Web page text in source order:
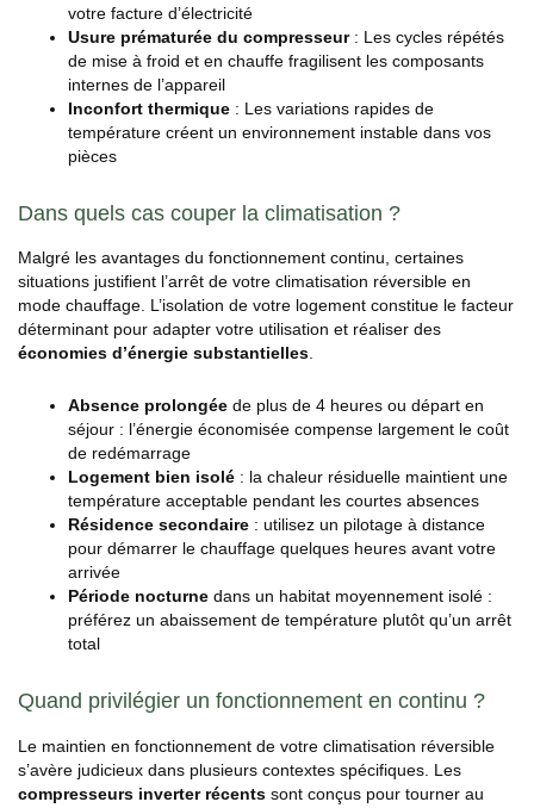
votre facture d’électricité
Usure prématurée du compresseur: Les cycles répétés
de mise à froid et en chauffe fragilisent les composants
internes de l’appareil
Inconfort thermique : Les variations rapides de
température créent un environnement instable dans vos
pièces
Dans quels cas couper la climatisation ?
Malgré les avantages du fonctionnement continu, certaines
situations justifient l’arrêt de votre climatisation réversible en
mode chauffage. L’isolation de votre logement constitue le facteur
déterminant pour adapter votre utilisation et réaliser des
économies d’énergie substantielles
Absence prolongée de plus de 4 heures ou départ en
séjour : l’énergie économisée compense largement le coût
de redémarrage
Logement bien isolé : la chaleur résiduelle maintient une
température acceptable pendant les courtes absences
Résidence secondaire : utilisez un pilotage à distance
pour démarrer le chauffage quelques heures avant votre
arrivée
Période nocturne dans un habitat moyennement isolé :
préférez un abaissement de température plutôt qu’un arrêt
total
Quand privilégier un fonctionnement en continu ?
Le maintien en fonctionnement de votre climatisation réversible
s’avère judicieux dans plusieurs contextes spécifiques. Les
compresseurs inverter récents sont conçus pour tourner au